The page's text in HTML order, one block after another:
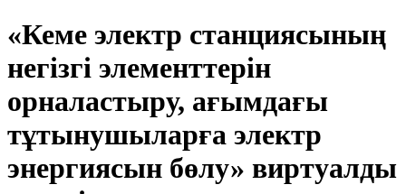
«Кеме электр станциясының
негізгі элементтерін
орналастыру, ағымдағы
тұтынушыларға электр
энергиясын бөлу» виртуалды